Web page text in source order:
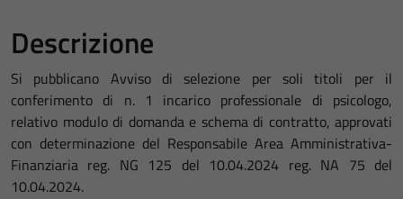
Descrizione
Si pubblicano Avviso di selezione per soli titoli per il
conferimento di n. 1 incarico professionale di psicologo,
relativo modulo di domanda e schema di contratto, approvati
con determinazione del Responsabile Area Amministrativa-
Finanziaria reg. NG 125 del 10.04.2024 reg. NA 75 del
10.04.2024.